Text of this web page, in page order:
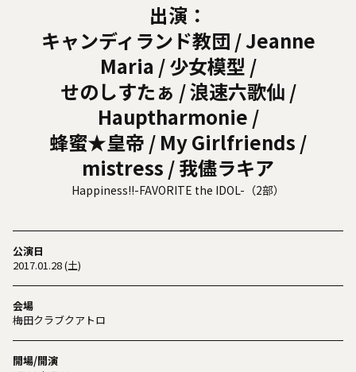
出演：
キャンディランド教団 / Jeanne
Maria / 少女模型 /
せのしすたぁ / 浪速六歌仙 /
Hauptharmonie /
蜂蜜★皇帝 / My Girlfriends /
mistress / 我儘ラキア
Happiness!!-FAVORITE the IDOL-（2部）
公演日
2017.01.28 (土)
会場
梅田クラブクアトロ
開場/開演